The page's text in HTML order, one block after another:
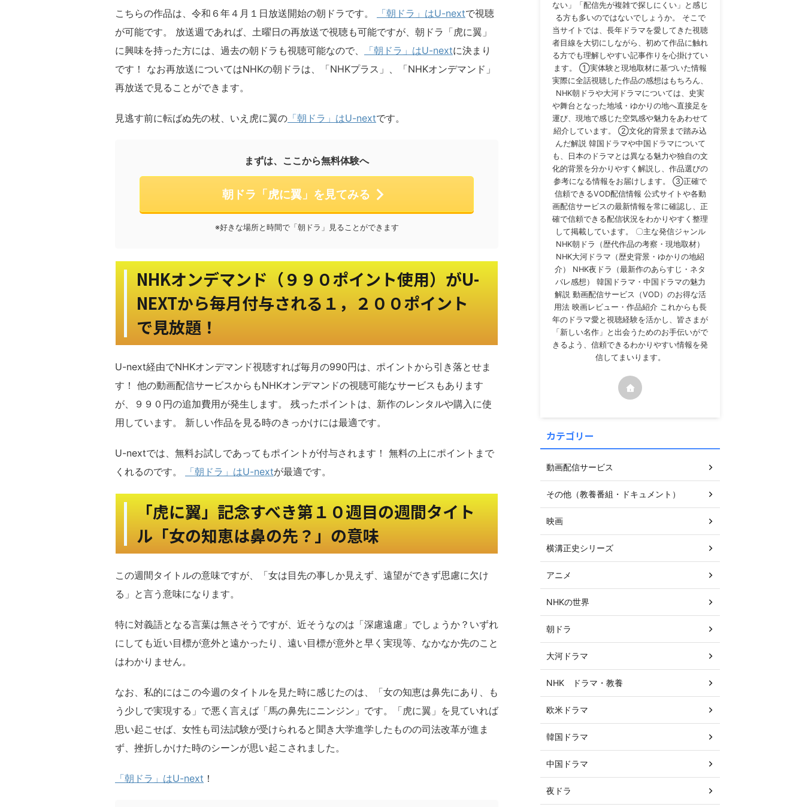
こちらの作品は、令和６年４月１日放送開始の朝ドラです。 「朝ドラ」はU-nextで視聴
が可能です。 放送週であれば、土曜日の再放送で視聴も可能ですが、朝ドラ「虎に翼」
に興味を持った方には、過去の朝ドラも視聴可能なので、
「朝ドラ」はU-nextに決まり
です！ なお再放送についてはNHKの朝ドラは、「NHKプラス」、「NHKオンデマンド」
再放送で見ることができます。
見逃す前に転ばぬ先の杖、いえ虎に翼の 「朝ドラ」はU-nextです。
まずは、ここから無料体験へ
朝ドラ「虎に翼」を見てみる
※好きな場所と時間で「朝ドラ」見ることができます
NHKオンデマンド（９９０ポイント使用）がU-
NEXTから毎月付与される１，２００ポイント
で見放題！
U-next経由でNHKオンデマンド視聴すれば毎月の990円は、ポイントから引き落とせま
す！ 他の動画配信サービスからもNHKオンデマンドの視聴可能なサービスもあります
が、９９０円の追加費用が発生します。 残ったポイントは、新作のレンタルや購入に使
用しています。 新しい作品を見る時のきっかけには最適です。
U-nextでは、無料お試しであってもポイントが付与されます！ 無料の上にポイントまで
くれるのです。
「朝ドラ」はU-nextが最適です。
「虎に翼」記念すべき第１０週目の週間タイト
ル「女の知恵は鼻の先？」の意味
この週間タイトルの意味ですが、「女は目先の事しか見えず、遠望ができず思慮に欠け
る」と言う意味になります。
特に対義語となる言葉は無さそうですが、近そうなのは「深慮遠慮」でしょうか？いずれ
にしても近い目標が意外と遠かったり、遠い目標が意外と早く実現等、なかなか先のこと
はわかりません。
なお、私的にはこの今週のタイトルを見た時に感じたのは、「女の知恵は鼻先にあり、も
う少しで実現する」で悪く言えば「馬の鼻先にニンジン」です。「虎に翼」を見ていれば
思い起こせば、女性も司法試験が受けられると聞き大学進学したものの司法改革が進ま
ず、挫折しかけた時のシーンが思い起こされました。
「朝ドラ」はU-next ！
ない」「配信先が複雑で探しにくい」と感じ
る方も多いのではないでしょうか。 そこで
当サイトでは、長年ドラマを愛してきた視聴
者目線を大切にしながら、初めて作品に触れ
る方でも理解しやすい記事作りを心掛けてい
ます。 ①実体験と現地取材に基づいた情報
実際に全話視聴した作品の感想はもちろん、
NHK朝ドラや大河ドラマについては、史実
や舞台となった地域・ゆかりの地へ直接足を
運び、現地で感じた空気感や魅力をあわせて
紹介しています。 ②文化的背景まで踏み込
んだ解説 韓国ドラマや中国ドラマについて
も、日本のドラマとは異なる魅力や独自の文
化的背景を分かりやすく解説し、作品選びの
参考になる情報をお届けします。 ③正確で
信頼できるVOD配信情報 公式サイトや各動
画配信サービスの最新情報を常に確認し、正
確で信頼できる配信状況をわかりやすく整理
して掲載しています。 〇主な発信ジャンル
NHK朝ドラ（歴代作品の考察・現地取材）
NHK大河ドラマ（歴史背景・ゆかりの地紹
介） NHK夜ドラ（最新作のあらすじ・ネタ
バレ感想） 韓国ドラマ・中国ドラマの魅力
解説 動画配信サービス（VOD）のお得な活
用法 映画レビュー・作品紹介 これからも長
年のドラマ愛と視聴経験を活かし、皆さまが
「新しい名作」と出会うためのお手伝いがで
きるよう、信頼できるわかりやすい情報を発
信してまいります。
カテゴリー
動画配信サービス
その他（教養番組・ドキュメント）
映画
横溝正史シリーズ
アニメ
NHKの世界
朝ドラ
大河ドラマ
NHK ドラマ・教養
欧米ドラマ
韓国ドラマ
中国ドラマ
夜ドラ